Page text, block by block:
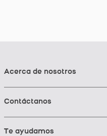
Acerca de nosotros
Contáctanos
Te ayudamos